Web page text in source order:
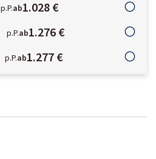
p.P.ab1.028 €
p.P.ab1.276 €
p.P.ab1.277 €